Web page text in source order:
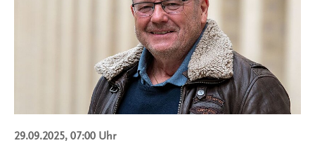
29.09.2025, 07:00 Uhr